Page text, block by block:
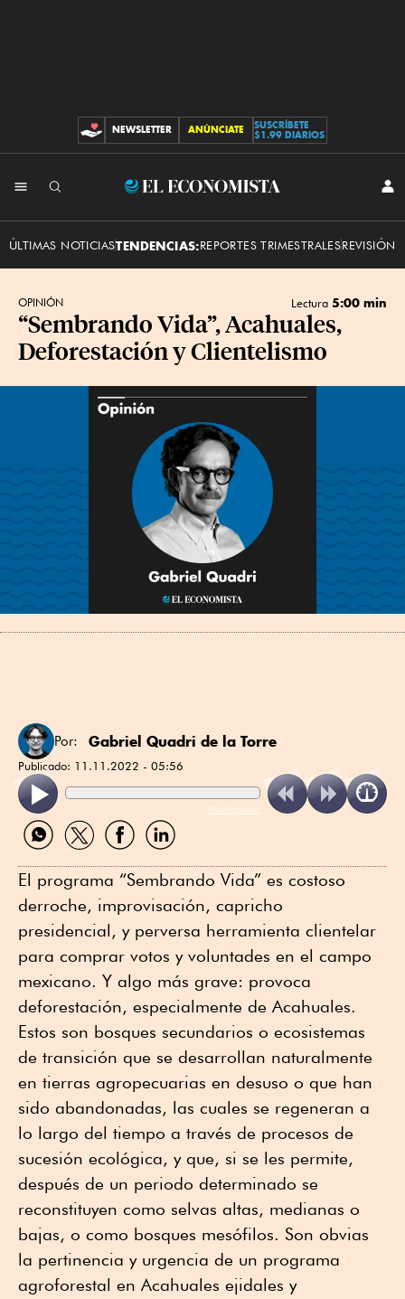
CONTRIBUCIONES
NEWSLETTER ANÚNCIATE
SUSCRÍBETE
$1.99 DIARIOS
El
ÚLTIMAS NOTICIASTENDENCIAS:REPORTES TRIMESTRALESREVISIÓN
OPINIÓN Lectura 5:00 min
“Sembrando Vida”, Acahuales,
Deforestación y Clientelismo
Por: Gabriel Quadri de la Torre
Publicado: 11.11.2022 - 05:56
ReadSpeaker
Compartir
por
Compartir
por
Compartir
por
Compartir
por
El programa “Sembrando Vida” es costoso
derroche, improvisación, capricho
presidencial, y perversa herramienta clientelar
para comprar votos y voluntades en el campo
mexicano. Y algo más grave: provoca
deforestación, especialmente de Acahuales.
Estos son bosques secundarios o ecosistemas
de transición que se desarrollan naturalmente
en tierras agropecuarias en desuso o que han
sido abandonadas, las cuales se regeneran a
lo largo del tiempo a través de procesos de
sucesión ecológica, y que, si se les permite,
después de un periodo determinado se
reconstituyen como selvas altas, medianas o
bajas, o como bosques mesófilos. Son obvias
la pertinencia y urgencia de un programa
agroforestal en Acahuales ejidales y